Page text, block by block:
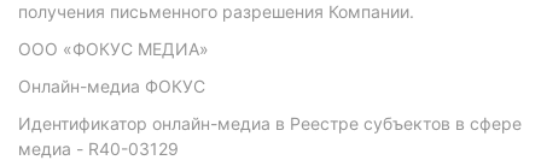
получения письменного разрешения Компании.
ООО «ФОКУС МЕДИА»
Онлайн-медиа ФОКУС
Идентификатор онлайн-медиа в Реестре субъектов в сфере
медиа - R40-03129